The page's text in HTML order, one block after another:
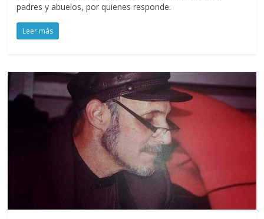
padres y abuelos, por quienes responde.
Leer más